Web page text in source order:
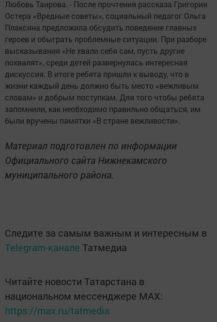
Любовь Таирова. - После прочтения рассказа Григория
Остера «Вредные советы», социальный педагог Ольга
Плаксина предложила обсудить поведение главных
героев и обыграть проблемные ситуации. При разборе
высказывания «Не хвали себя сам, пусть другие
похвалят», среди детей развернулась интересная
дискуссия. В итоге ребята пришли к выводу, что в
жизни каждый день должно быть место «вежливым
словам» и добрым поступкам. Для того чтобы ребята
запомнили, как необходимо правильно общаться, им
были вручены памятки «В стране вежливости».
Материал подготовлен по информации
Официального сайта Нижнекамского
муниципального района.
Следите за самым важным и интересным в
Telegram-канале Татмедиа
Читайте новости Татарстана в
национальном мессенджере MАХ:
https://max.ru/tatmedia